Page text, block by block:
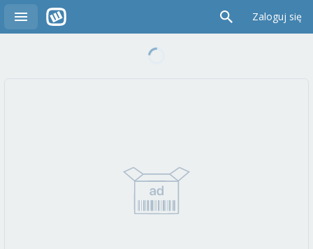
Zaloguj się